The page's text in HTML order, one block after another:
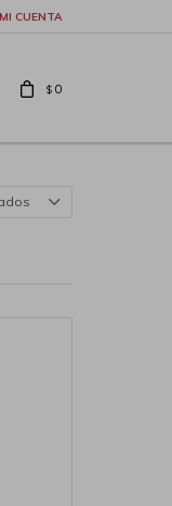
$ 0